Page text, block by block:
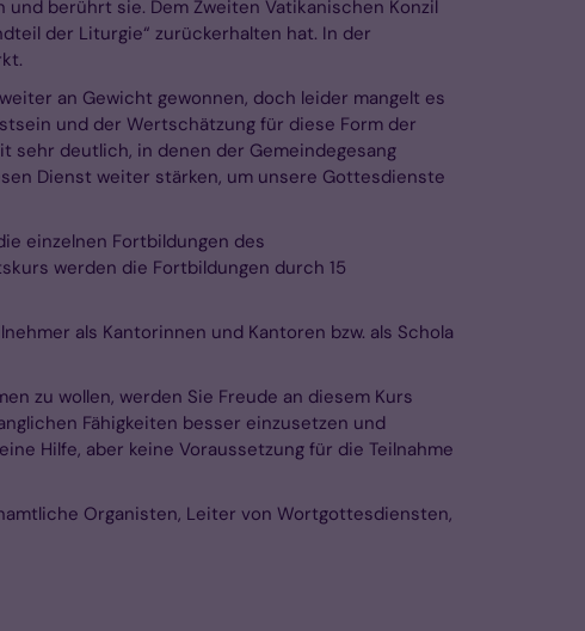
berührt sie. Dem Zweiten Vatikanischen Konzil
der Liturgie“ zurückerhalten hat. In der
an Gewicht gewonnen, doch leider mangelt es
und der Wertschätzung für diese Form der
sehr deutlich, in denen der Gemeindegesang
Dienst weiter stärken, um unsere Gottesdienste
einzelnen Fortbildungen des
werden die Fortbildungen durch 15
als Kantorinnen und Kantoren bzw. als Schola
zu wollen, werden Sie Freude an diesem Kurs
Fähigkeiten besser einzusetzen und
Hilfe, aber keine Voraussetzung für die Teilnahme
Organisten, Leiter von Wortgottesdiensten,